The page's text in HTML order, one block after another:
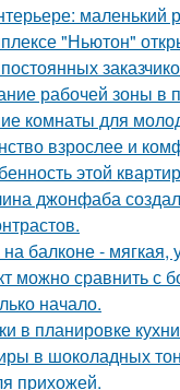
маленький
"Ньютон"
рабочей зоны в
комнаты для
взрослее и
этой
джонфаба
балконе - мягкая,
можно сравнить с
начало.
в планировке
в шоколадных
прихожей.